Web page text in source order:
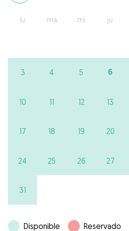
lu ma mi ju
3 4 5 6
10 11 12 13
17 18 19 20
24 25 26 27
31
Disponible Reservado